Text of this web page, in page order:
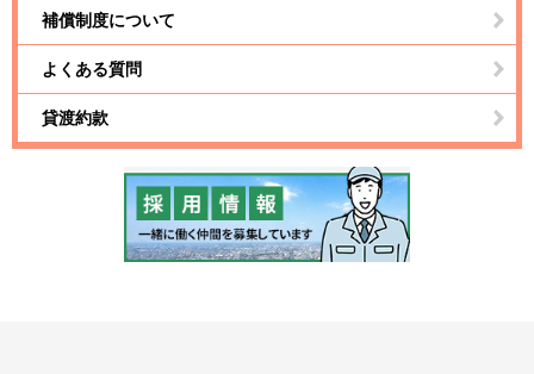
補償制度について
よくある質問
貸渡約款